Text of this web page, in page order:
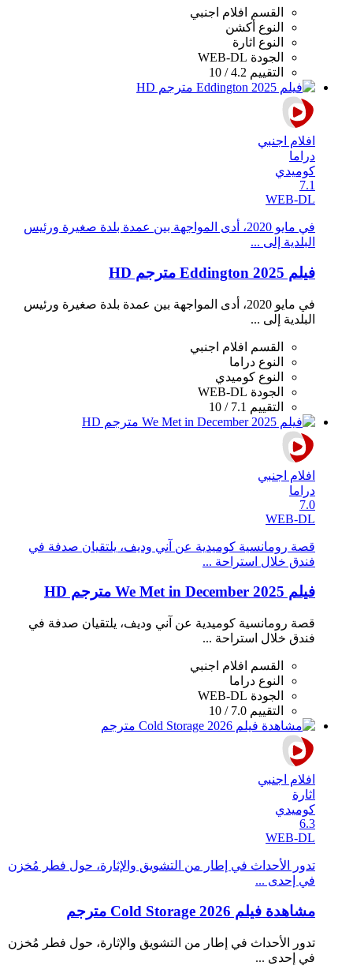
القسم
افلام اجنبي
النوع أكشن
النوع اثارة
الجودة WEB-DL
التقييم 4.2 / 10
افلام اجنبي
دراما
كوميدي
7.1
WEB-DL
في مايو 2020، أدى المواجهة بين عمدة بلدة صغيرة ورئيس
البلدية إلى ...
فيلم Eddington 2025 مترجم HD
في مايو 2020، أدى المواجهة بين عمدة بلدة صغيرة ورئيس
البلدية إلى ...
القسم
افلام اجنبي
النوع دراما
النوع كوميدي
الجودة WEB-DL
التقييم 7.1 / 10
افلام اجنبي
دراما
7.0
WEB-DL
قصة رومانسية كوميدية عن آني وديف، يلتقيان صدفة في
فندق خلال استراحة ...
فيلم We Met in December 2025 مترجم HD
قصة رومانسية كوميدية عن آني وديف، يلتقيان صدفة في
فندق خلال استراحة ...
القسم
افلام اجنبي
النوع دراما
الجودة WEB-DL
التقييم 7.0 / 10
افلام اجنبي
اثارة
كوميدي
6.3
WEB-DL
تدور الأحداث في إطار من التشويق والإثارة، حول فطر مُخزن
في إحدى ...
مشاهدة فيلم Cold Storage 2026 مترجم
تدور الأحداث في إطار من التشويق والإثارة، حول فطر مُخزن
في إحدى ...